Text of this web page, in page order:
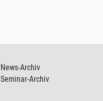
News-Archiv
Seminar-Archiv